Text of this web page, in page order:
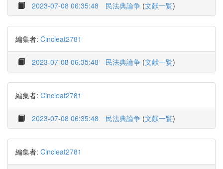
2023-07-08 06:35:48 民法典論争 (文献一覧)
編集者: Cincleat2781
2023-07-08 06:35:48 民法典論争 (文献一覧)
編集者: Cincleat2781
2023-07-08 06:35:48 民法典論争 (文献一覧)
編集者: Cincleat2781